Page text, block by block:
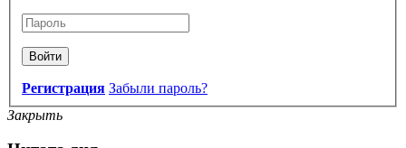
Войти
Регистрация Забыли пароль?
Закрыть